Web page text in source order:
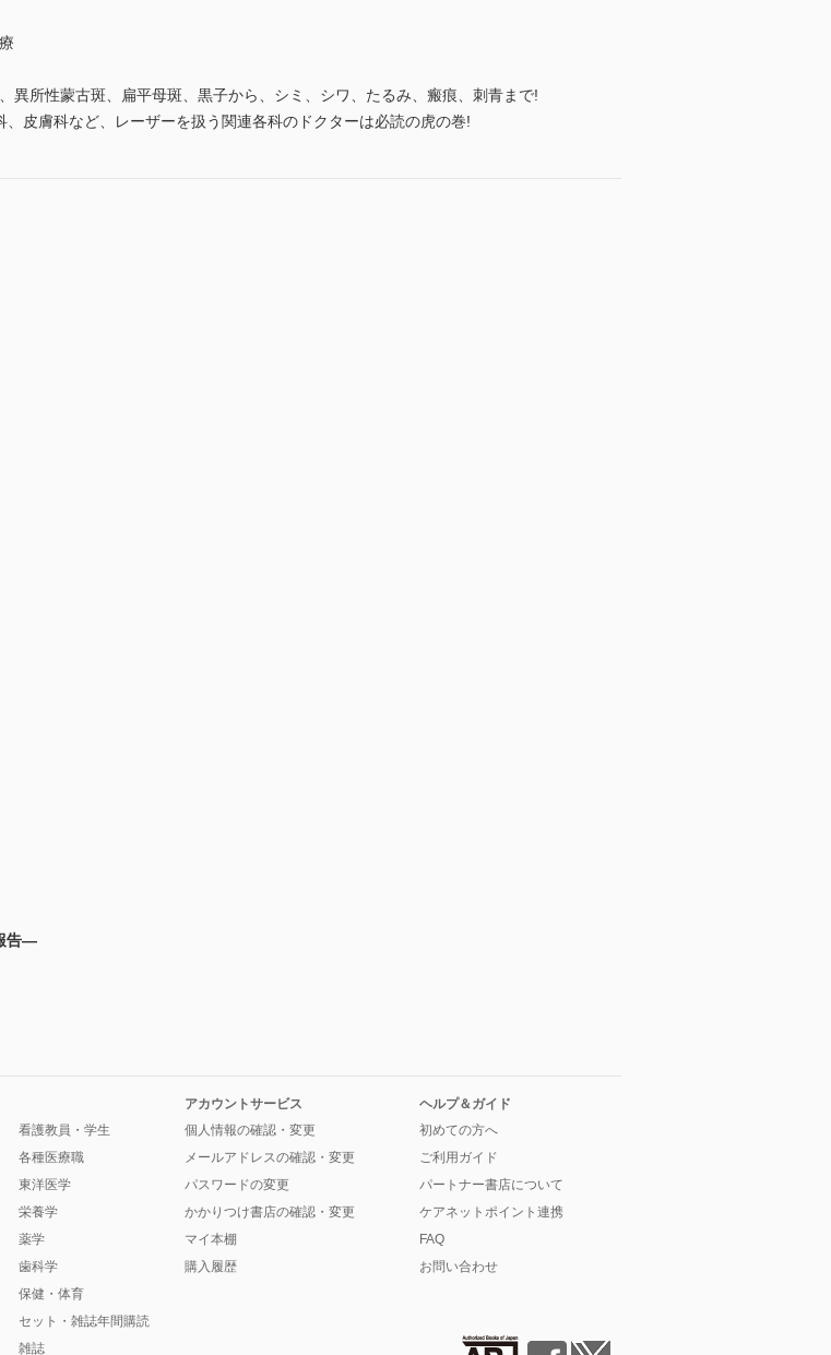
異所性蒙古斑、扁平母斑、黒子から、シミ、シワ、たるみ、瘢痕、刺青まで!
皮膚科など、レーザーを扱う関連各科のドクターは必読の虎の巻!
告―
看護教員・学生
各種医療職
東洋医学
栄養学
薬学
歯科学
保健・体育
セット・雑誌年間購読
雑誌
アカウントサービス
個人情報の確認・変更
メールアドレスの確認・変更
パスワードの変更
かかりつけ書店の確認・変更
マイ本棚
購入履歴
ヘルプ＆ガイド
初めての方へ
ご利用ガイド
パートナー書店について
ケアネットポイント連携
FAQ
お問い合わせ